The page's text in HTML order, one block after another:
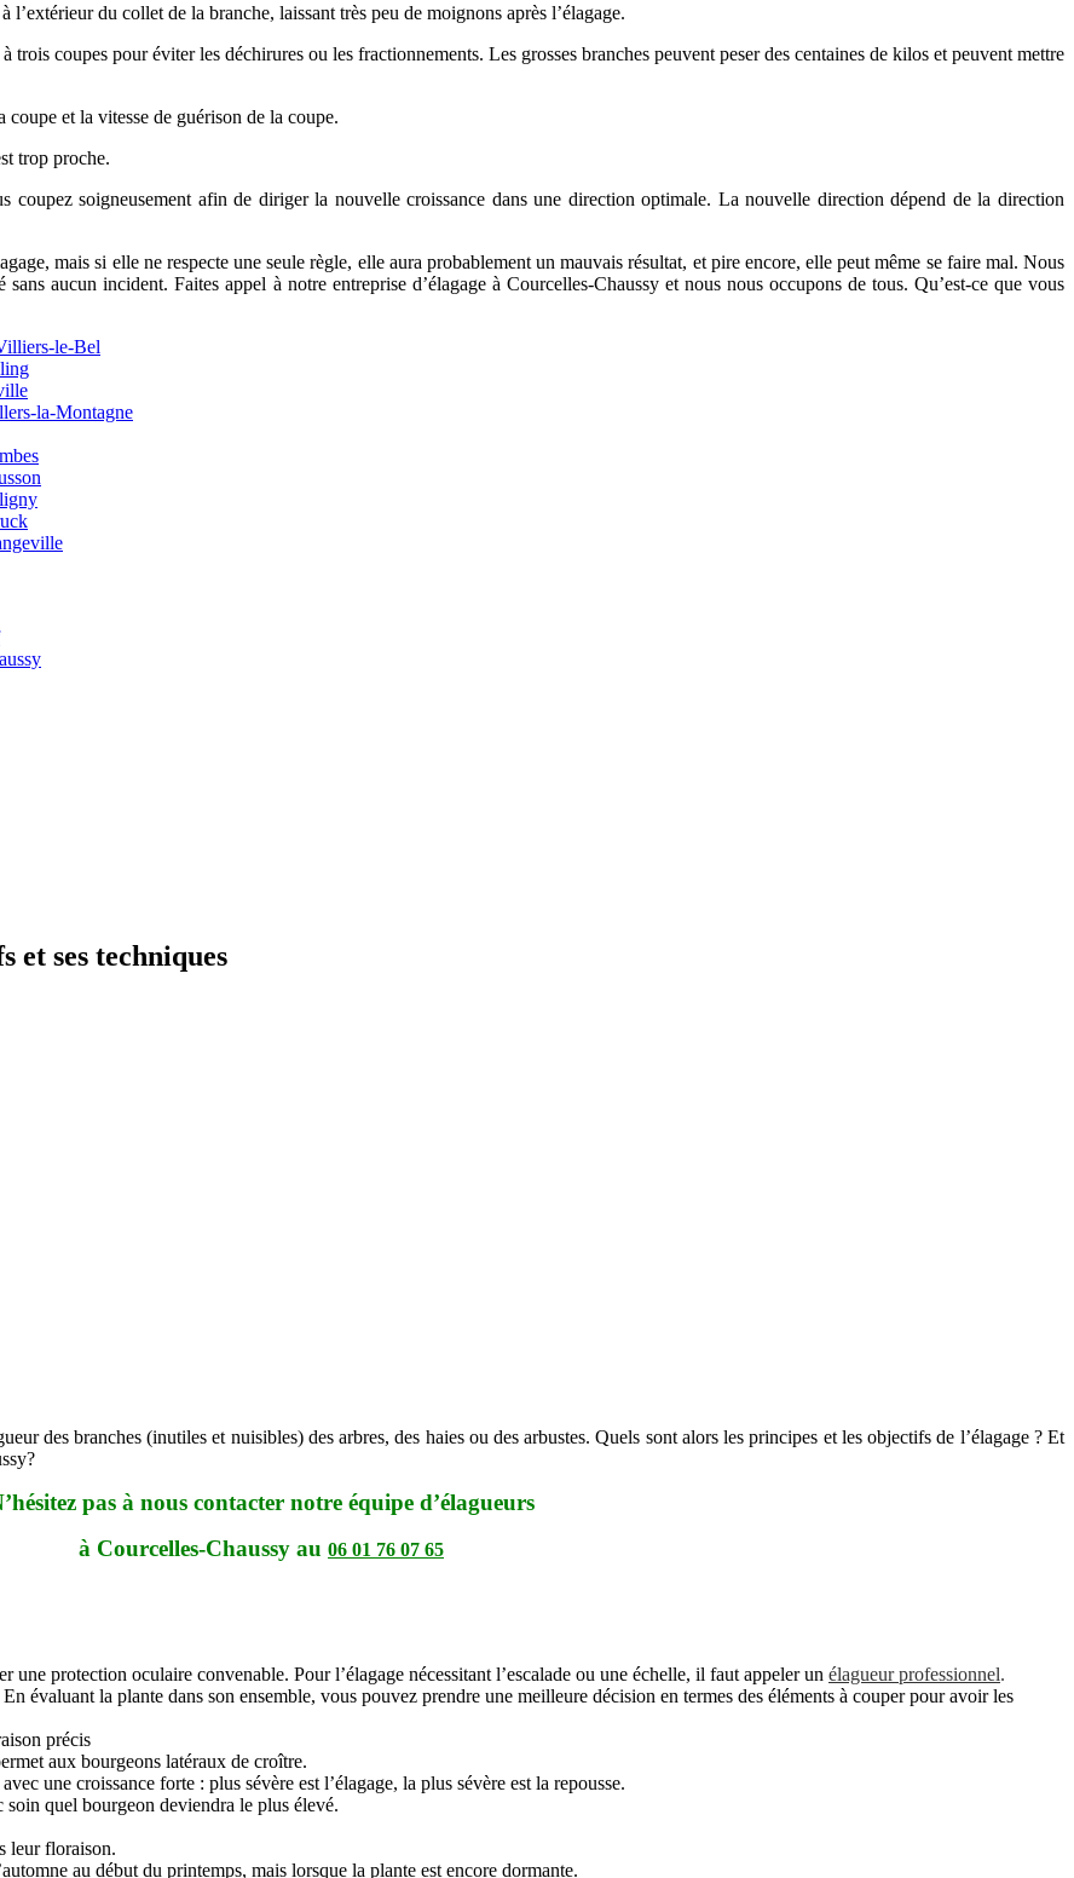
du collet de la branche, laissant très peu de moignons après l’élagage.
trois coupes pour éviter les déchirures ou les fractionnements. Les grosses branches peuvent peser des centaines de kilos et peuvent mettre
et la vitesse de guérison de la coupe.
trop proche.
coupez soigneusement afin de diriger la nouvelle croissance dans une direction optimale. La nouvelle direction dépend de la direction
mais si elle ne respecte une seule règle, elle aura probablement un mauvais résultat, et pire encore, elle peut même se faire mal. Nous
aucun incident. Faites appel à notre entreprise d’élagage à Courcelles-Chaussy et nous nous occupons de tous. Qu’est-ce que vous
le-Bel
la-Montagne
et ses techniques
des branches (inutiles et nuisibles) des arbres, des haies ou des arbustes. Quels sont alors les principes et les objectifs de l’élagage ? Et
pas à nous contacter notre équipe d’élagueurs
à Courcelles-Chaussy au 06 01 76 07 65
protection oculaire convenable. Pour l’élagage nécessitant l’escalade ou une échelle, il faut appeler un élagueur professionnel.
évaluant la plante dans son ensemble, vous pouvez prendre une meilleure décision en termes des éléments à couper pour avoir les
précis
aux bourgeons latéraux de croître.
une croissance forte : plus sévère est l’élagage, la plus sévère est la repousse.
quel bourgeon deviendra le plus élevé.
leur floraison.
au début du printemps, mais lorsque la plante est encore dormante.